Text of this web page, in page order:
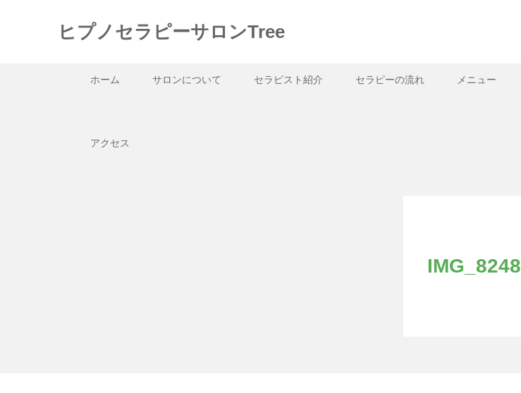
ヒプノセラピーサロンTree
ホーム サロンについて セラピスト紹介 セラピーの流れ メニュー
アクセス
IMG_8248